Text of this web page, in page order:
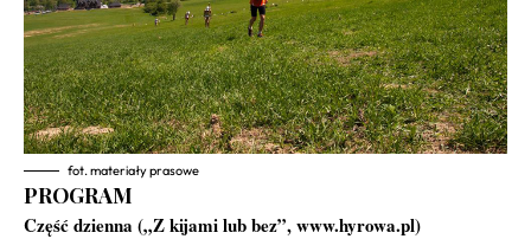
fot. materiały prasowe
PROGRAM
Część dzienna („Z kijami lub bez”,www.hyrowa.pl)